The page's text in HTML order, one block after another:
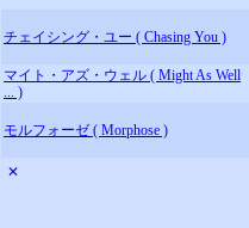
チェイシング・ユー ( Chasing You )
マイト・アズ・ウェル ( Might As Well
... )
モルフォーゼ ( Morphose )
✕